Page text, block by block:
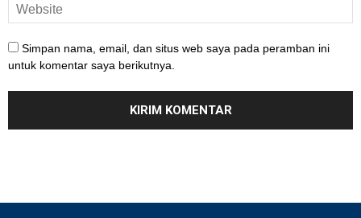
Simpan nama, email, dan situs web saya pada peramban ini
untuk komentar saya berikutnya.